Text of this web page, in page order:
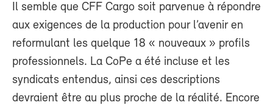
Il semble que CFF Cargo soit parvenue à répondre
aux exigences de la production pour l’avenir en
reformulant les quelque 18 « nouveaux » profils
professionnels. La CoPe a été incluse et les
syndicats entendus, ainsi ces descriptions
devraient être au plus proche de la réalité. Encore